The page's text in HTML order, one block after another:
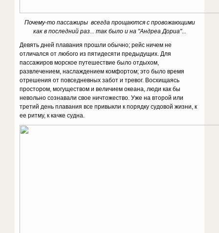
Почему-то пассажиры всегда прощаются с провожающими
как в последний раз... так было и на "Андреа Дориа"...
Девять дней плавания прошли обычно; рейс ничем не
отличался от любого из пятидесяти предыдущих. Для
пассажиров морское путешествие было отдыхом,
развлечением, наслаждением комфортом; это было время
отрешения от повседневных забот и тревог. Восхищаясь
простором, могуществом и величием океана, люди как бы
невольно сознавали свое ничтожество. Уже на второй или
третий день плавания все привыкли к порядку судовой жизни, к
ее ритму, к качке судна.